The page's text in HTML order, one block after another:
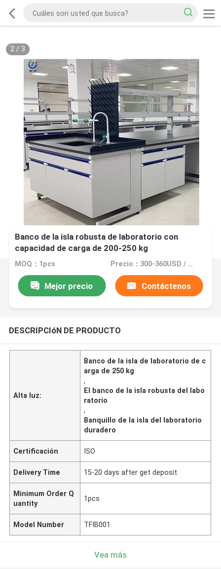
2/ 3
Banco de la isla robusta de laboratorio con
capacidad de carga de 200-250 kg
MOQ：1pcs Precio：300-360USD / meter
Mejor precio Contáctenos
DESCRIPCIóN DE PRODUCTO
Alta luz:
Banco de la isla de laboratorio de c
arga de 250 kg
,
El banco de la isla robusta del labo
ratorio
,
Banquillo de la isla del laboratorio
duradero
Certificación ISO
Delivery Time 15-20 days after get deposit
Minimum Order Q
uantity
1pcs
Model Number TFIB001
Vea más